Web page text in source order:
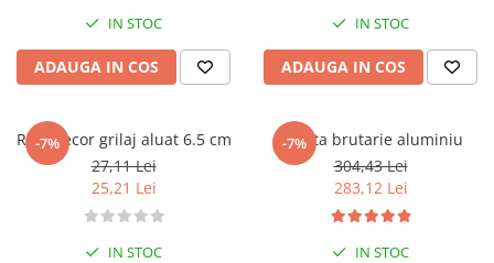
IN STOC
ADAUGA IN COS
IN STOC
ADAUGA IN COS
-7%
Rola decor grilaj aluat 6.5 cm
27,11 Lei
25,21 Lei
IN STOC
-7%
Lopata brutarie aluminiu
304,43 Lei
283,12 Lei
IN STOC